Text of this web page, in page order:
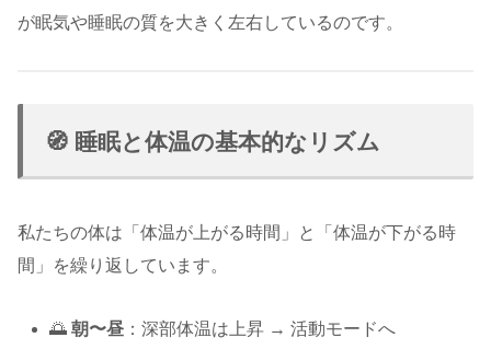
が眠気や睡眠の質を大きく左右しているのです。
🧭 睡眠と体温の基本的なリズム
私たちの体は「体温が上がる時間」と「体温が下がる時
間」を繰り返しています。
🌅朝〜昼 ：深部体温は上昇 → 活動モードへ